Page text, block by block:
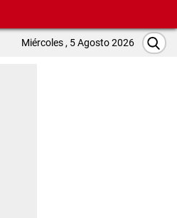
Miércoles , 5 Agosto 2026